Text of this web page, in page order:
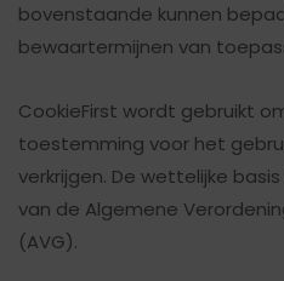
bovenstaande kunnen
bewaartermijnen van
CookieFirst wordt gebruikt
toestemming voor het
verkrijgen. De wettelijke
van de Algemene
(AVG).